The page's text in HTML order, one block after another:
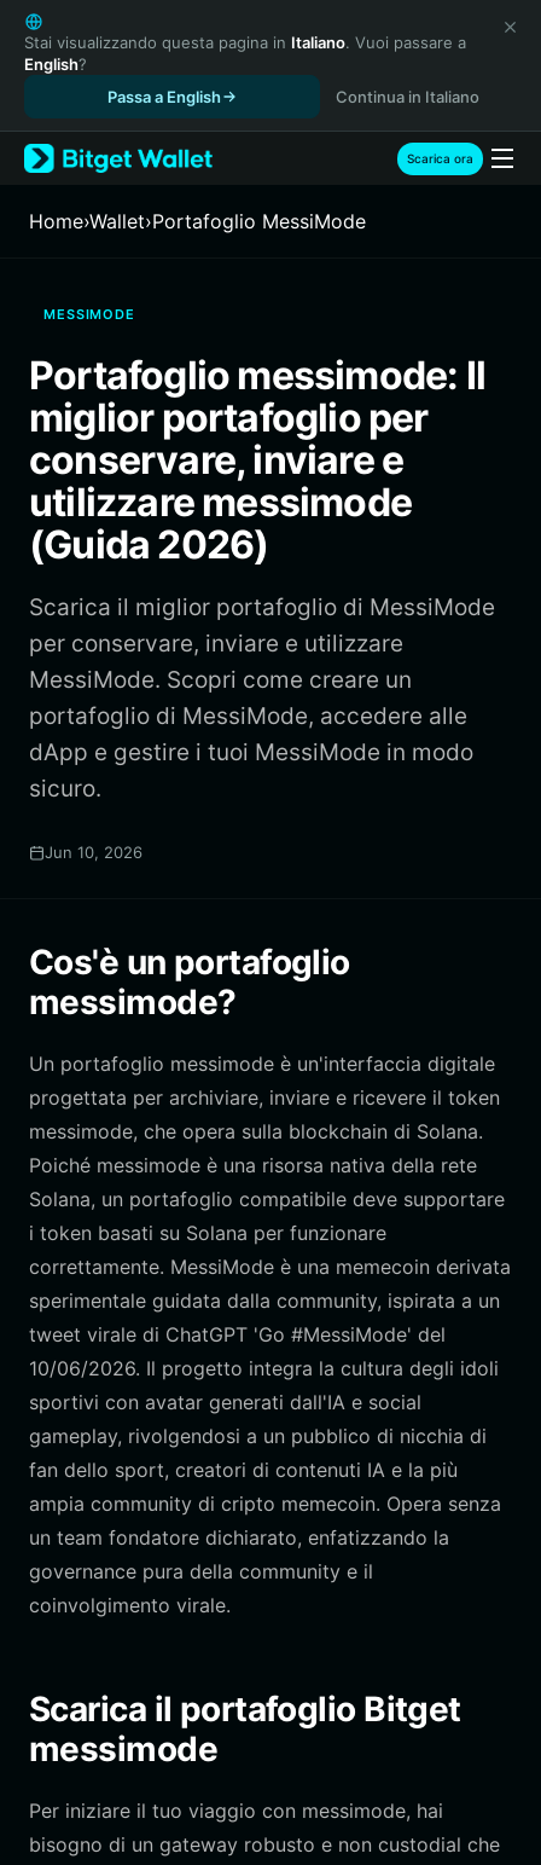
English
日本語
Tiếng Việt
Español (Latinoamérica)
Türkçe
Français
繁體中文
Bahasa Indonesia
ภาษาไทย
Español
Português (Brasil)
Español (Argentina)
Stai visualizzando questa pagina in Italiano. Vuoi passare a
English?
Passa a English
Continua in Italiano
Scarica ora
Home›Wallet›Portafoglio MessiMode
MESSIMODE
Portafoglio messimode: Il
miglior portafoglio per
conservare, inviare e
utilizzare messimode
(Guida 2026)
Scarica il miglior portafoglio di MessiMode
per conservare, inviare e utilizzare
MessiMode. Scopri come creare un
portafoglio di MessiMode, accedere alle
dApp e gestire i tuoi MessiMode in modo
sicuro.
Jun 10, 2026
Cos'è un portafoglio
messimode?
Un portafoglio messimode è un'interfaccia digitale
progettata per archiviare, inviare e ricevere il token
messimode, che opera sulla blockchain di Solana.
Poiché messimode è una risorsa nativa della rete
Solana, un portafoglio compatibile deve supportare
i token basati su Solana per funzionare
correttamente. MessiMode è una memecoin derivata
sperimentale guidata dalla community, ispirata a un
tweet virale di ChatGPT 'Go #MessiMode' del
10/06/2026. Il progetto integra la cultura degli idoli
sportivi con avatar generati dall'IA e social
gameplay, rivolgendosi a un pubblico di nicchia di
fan dello sport, creatori di contenuti IA e la più
ampia community di cripto memecoin. Opera senza
un team fondatore dichiarato, enfatizzando la
governance pura della community e il
coinvolgimento virale.
Scarica il portafoglio Bitget
messimode
Per iniziare il tuo viaggio con messimode, hai
bisogno di un gateway robusto e non custodial che